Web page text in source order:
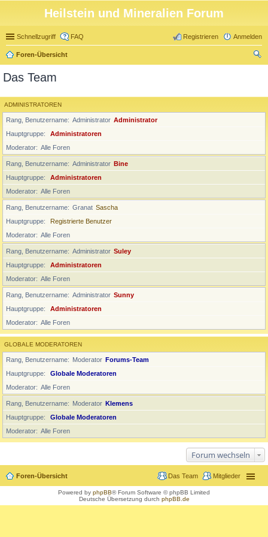
Heilstein und Mineralien Forum
Schnellzugriff FAQ Anmelden
Registrieren
Foren-Übersicht
Das Team
ADMINISTRATOREN
Rang, Benutzername Administrator Administrator
Hauptgruppe
Administratoren
Moderator
Alle Foren
Rang, Benutzername Administrator Bine
Hauptgruppe
Administratoren
Moderator
Alle Foren
Rang, Benutzername Granat Sascha
Hauptgruppe
Registrierte Benutzer
Moderator
Alle Foren
Rang, Benutzername Administrator Suley
Hauptgruppe
Administratoren
Moderator
Alle Foren
Rang, Benutzername Administrator Sunny
Hauptgruppe
Administratoren
Moderator
Alle Foren
GLOBALE MODERATOREN
Rang, Benutzername Moderator Forums-Team
Hauptgruppe
Globale Moderatoren
Moderator
Alle Foren
Rang, Benutzername Moderator Klemens
Hauptgruppe
Globale Moderatoren
Moderator
Alle Foren
Forum wechseln
Foren-Übersicht Mitglieder
Das Team
Powered by phpBB® Forum Software © phpBB Limited
Deutsche Übersetzung durch phpBB.de